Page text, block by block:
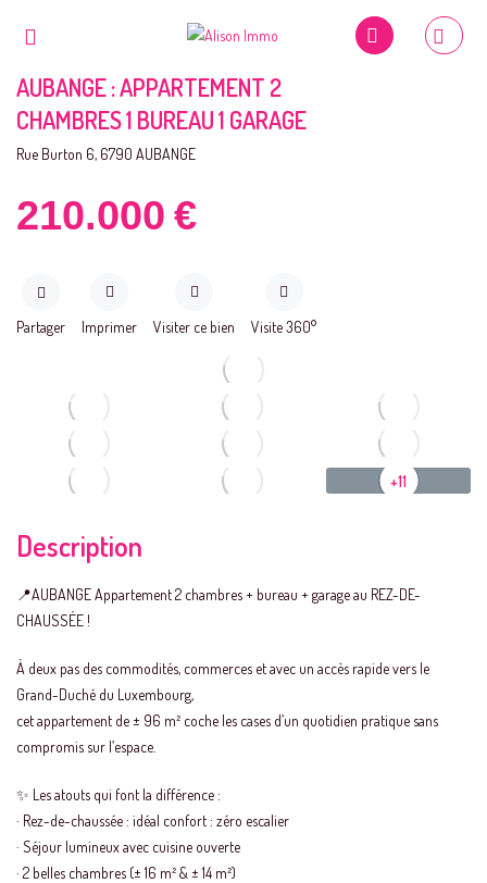
AUBANGE : APPARTEMENT 2
CHAMBRES 1 BUREAU 1 GARAGE
Rue Burton 6, 6790 AUBANGE
210.000 €
Partager Imprimer Visiter ce bien Visite 360°
+11
Description
📍AUBANGE Appartement 2 chambres + bureau + garage au REZ-DE-
CHAUSSÉE !
À deux pas des commodités, commerces et avec un accès rapide vers le
Grand-Duché du Luxembourg,
cet appartement de ± 96 m² coche les cases d’un quotidien pratique sans
compromis sur l’espace.
✨ Les atouts qui font la différence :
· Rez-de-chaussée : idéal confort : zéro escalier
· Séjour lumineux avec cuisine ouverte
· 2 belles chambres (± 16 m² & ± 14 m²)